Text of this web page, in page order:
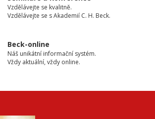
Vzdělávejte se kvalitně.
Vzdělávejte se s Akademií C. H. Beck.
Beck-online
Náš unikátní informační systém.
Vždy aktuální, vždy online.